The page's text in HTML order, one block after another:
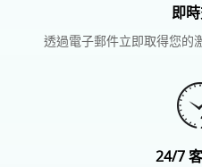
即
透過電子郵件立即取得您的
24/7